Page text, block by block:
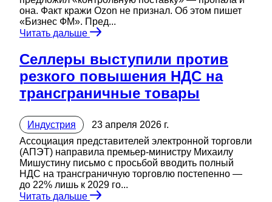
она. Факт кражи Ozon не признал. Об этом пишет
«Бизнес ФМ». Пред...
Читать дальше
Селлеры выступили против
резкого повышения НДС на
трансграничные товары
Индустрия
23 апреля 2026 г.
Ассоциация представителей электронной торговли
(АПЭТ) направила премьер-министру Михаилу
Мишустину письмо с просьбой вводить полный
НДС на трансграничную торговлю постепенно —
до 22% лишь к 2029 го...
Читать дальше